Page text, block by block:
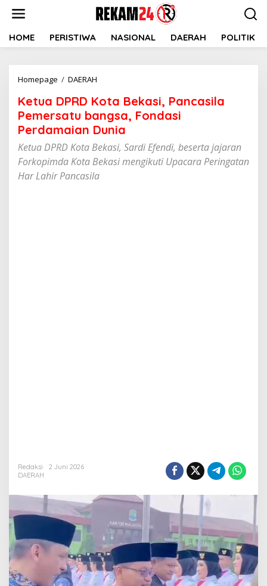
HOME PERISTIWA NASIONAL DAERAH POLITIK
Homepage / DAERAH
Kota
Bekasi,
Pancasila
Pemersatu
bangsa,
Fondasi
Perdamaian
Dunia
Ketua DPRD Kota Bekasi, Pancasila
Pemersatu bangsa, Fondasi
Perdamaian Dunia
Ketua DPRD Kota Bekasi, Sardi Efendi, beserta jajaran
Forkopimda Kota Bekasi mengikuti Upacara Peringatan
Har Lahir Pancasila
Redaksi
2 Juni 2026
DAERAH